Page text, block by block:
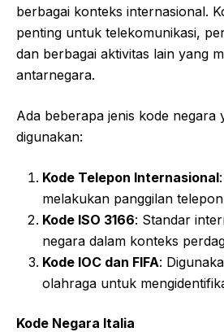
berbagai konteks internasional.
penting untuk telekomunikasi,
dan berbagai aktivitas lain yang
antarnegara.
Ada beberapa jenis kode negara
digunakan:
Kode Telepon Internasional
melakukan panggilan
Kode ISO 3166: Standar
negara dalam konteks
Kode IOC dan FIFA:
olahraga untuk
Kode Negara Italia